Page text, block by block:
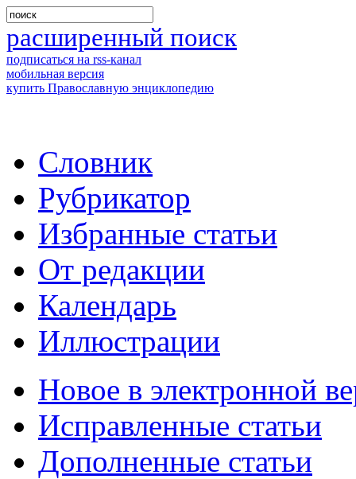
расширенный поиск
подписаться на rss-канал
мобильная версия
купить Православную энциклопедию
Словник
Рубрикатор
Избранные статьи
От редакции
Календарь
Иллюстрации
Новое в электронной
Исправленные статьи
Дополненные статьи